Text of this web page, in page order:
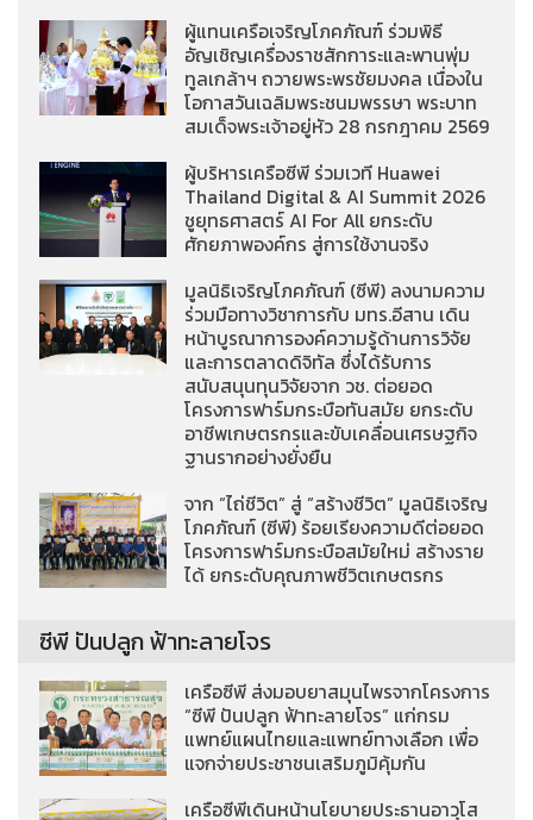
ผู้แทนเครือเจริญโภคภัณฑ์ ร่วมพิธี
อัญเชิญเครื่องราชสักการะและพานพุ่ม
ทูลเกล้าฯ ถวายพระพรชัยมงคล เนื่องใน
โอกาสวันเฉลิมพระชนมพรรษา พระบาท
สมเด็จพระเจ้าอยู่หัว 28 กรกฎาคม 2569
ผู้บริหารเครือซีพี ร่วมเวที Huawei
Thailand Digital & AI Summit 2026
ชูยุทธศาสตร์ AI For All ยกระดับ
ศักยภาพองค์กร สู่การใช้งานจริง
มูลนิธิเจริญโภคภัณฑ์ (ซีพี) ลงนามความ
ร่วมมือทางวิชาการกับ มทร.อีสาน เดิน
หน้าบูรณาการองค์ความรู้ด้านการวิจัย
และการตลาดดิจิทัล ซึ่งได้รับการ
สนับสนุนทุนวิจัยจาก วช. ต่อยอด
โครงการฟาร์มกระบือทันสมัย ยกระดับ
อาชีพเกษตรกรและขับเคลื่อนเศรษฐกิจ
ฐานรากอย่างยั่งยืน
จาก “ไถ่ชีวิต” สู่ “สร้างชีวิต” มูลนิธิเจริญ
โภคภัณฑ์ (ซีพี) ร้อยเรียงความดีต่อยอด
โครงการฟาร์มกระบือสมัยใหม่ สร้างราย
ได้ ยกระดับคุณภาพชีวิตเกษตรกร
ซีพี ปันปลูก ฟ้าทะลายโจร
เครือซีพี ส่งมอบยาสมุนไพรจากโครงการ
“ซีพี ปันปลูก ฟ้าทะลายโจร” แก่กรม
แพทย์แผนไทยและแพทย์ทางเลือก เพื่อ
แจกจ่ายประชาชนเสริมภูมิคุ้มกัน
เครือซีพีเดินหน้านโยบายประธานอาวุโส